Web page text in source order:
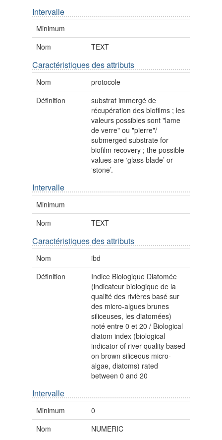
Intervalle
Minimum
Nom
TEXT
Caractéristiques des attributs
Nom
protocole
Définition
substrat immergé de
récupération des biofilms ; les
valeurs possibles sont "lame
de verre" ou "pierre"/
submerged substrate for
biofilm recovery ; the possible
values are ‘glass blade’ or
‘stone’.
Intervalle
Minimum
Nom
TEXT
Caractéristiques des attributs
Nom
ibd
Définition
Indice Biologique Diatomée
(indicateur biologique de la
qualité des rivières basé sur
des micro-algues brunes
siliceuses, les diatomées)
noté entre 0 et 20 / Biological
diatom index (biological
indicator of river quality based
on brown siliceous micro-
algae, diatoms) rated
between 0 and 20
Intervalle
Minimum
0
Nom
NUMERIC